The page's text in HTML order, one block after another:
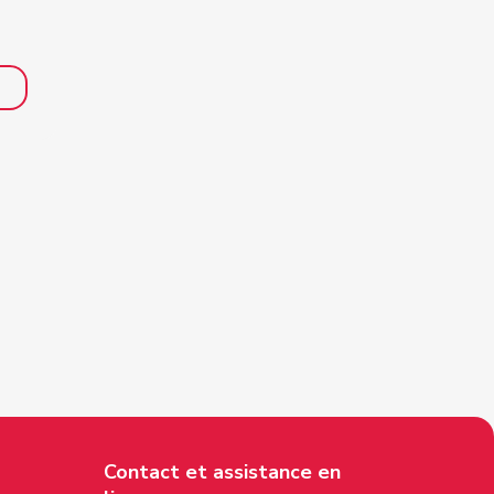
Contact et assistance en